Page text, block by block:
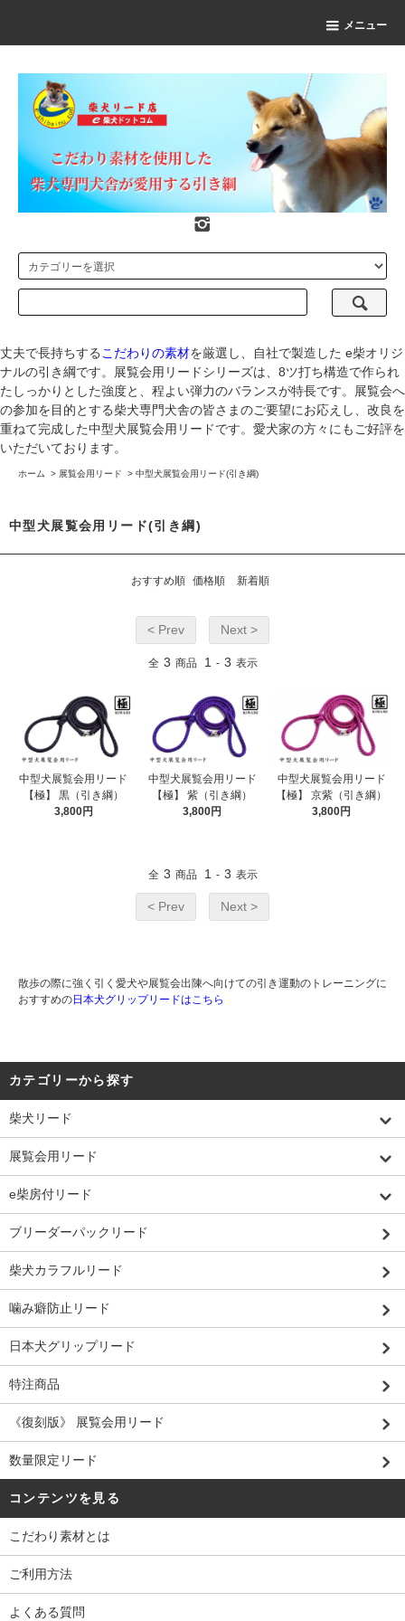
メニュー
丈夫で長持ちする こだわりの素材を厳選し、自社で製造した e柴オリジ
ナルの引き綱です。展覧会用リードシリーズは、8ツ打ち構造で作られ
たしっかりとした強度と、程よい弾力のバランスが特長です。展覧会へ
の参加を目的とする柴犬専門犬舎の皆さまのご要望にお応えし、改良を
重ねて完成した中型犬展覧会用リードです。愛犬家の方々にもご好評を
いただいております。
ホーム > 展覧会用リード > 中型犬展覧会用リード(引き綱)
中型犬展覧会用リード(引き綱)
おすすめ順 価格順 新着順
< Prev Next >
全 3 商品 1 - 3 表示
中型犬展覧会用リード
【極】 黒（引き綱）
3,800円
中型犬展覧会用リード
【極】 紫（引き綱）
3,800円
中型犬展覧会用リード
【極】 京紫（引き綱）
3,800円
全 3 商品 1 - 3 表示
< Prev Next >
散歩の際に強く引く愛犬や展覧会出陳へ向けての引き運動のトレーニングに
おすすめの日本犬グリップリードはこちら
カテゴリーから探す
柴犬リード
展覧会用リード
e柴房付リード
ブリーダーパックリード
柴犬カラフルリード
噛み癖防止リード
日本犬グリップリード
特注商品
《復刻版》 展覧会用リード
数量限定リード
コンテンツを見る
こだわり素材とは
ご利用方法
よくある質問